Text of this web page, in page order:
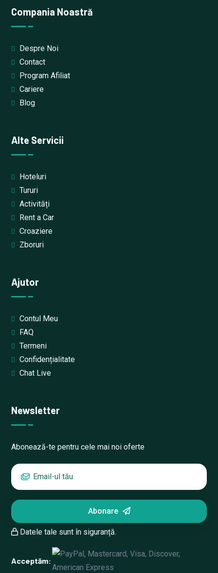
Compania Noastră
Despre Noi
Contact
Program Afiliat
Cariere
Blog
Alte Servicii
Hoteluri
Tururi
Activități
Rent a Car
Croaziere
Zboruri
Ajutor
Contul Meu
FAQ
Termeni
Confidențialitate
Chat Live
Newsletter
Abonează-te pentru cele mai noi oferte
Abonare
Datele tale sunt în siguranță.
Acceptăm: